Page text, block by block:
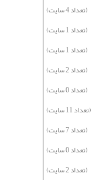
(تعداد 4 سایت)
(تعداد 1 سایت)
(تعداد 1 سایت)
(تعداد 2 سایت)
(تعداد 0 سایت)
(تعداد 11 سایت)
(تعداد 7 سایت)
(تعداد 0 سایت)
(تعداد 2 سایت)